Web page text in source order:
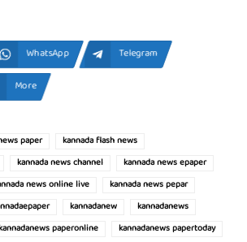
WhatsApp
Telegram
More
paper
kannada flash news
kannada news channel
kannada news epaper
news online live
kannada news pepar
kannadanew
kannadanews
paperonline
kannadanews papertoday